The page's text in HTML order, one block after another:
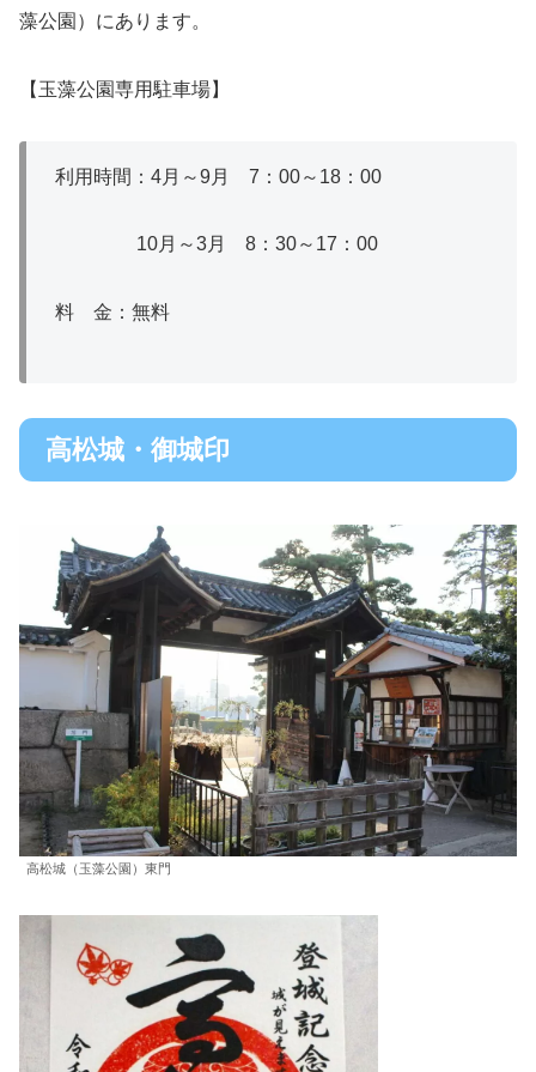
藻公園）にあります。
【玉藻公園専用駐車場】
利用時間：4月～9月 7：00～18：00
10月～3月 8：30～17：00
料 金：無料
高松城・御城印
高松城（玉藻公園）東門